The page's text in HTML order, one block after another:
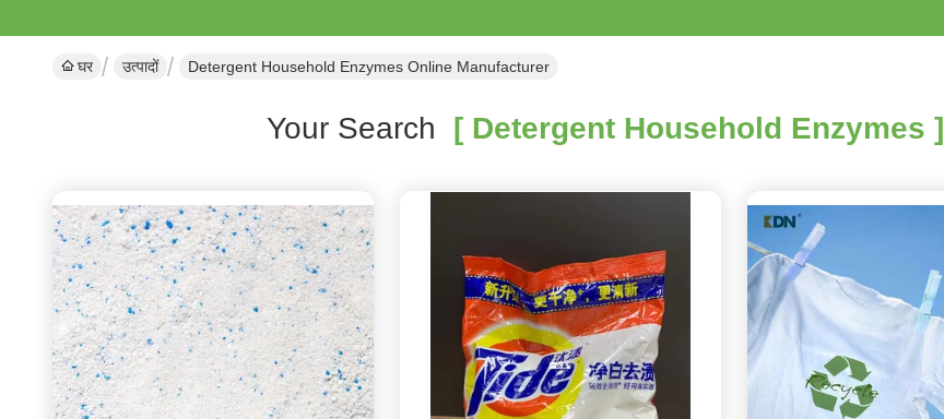
घर उत्पादों Detergent Household Enzymes Online Manufacturer
Your Search [ Detergent Household Enzymes ]